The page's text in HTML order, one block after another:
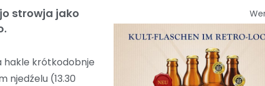
strowja jako
hakle krótkodobnje
njedźelu (13.30